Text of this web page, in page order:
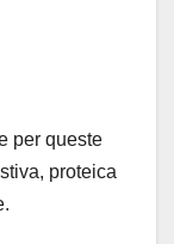
per queste
proteica